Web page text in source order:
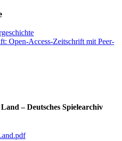
Open-Access-Zeitschrift mit Peer-
– Deutsches Spielearchiv